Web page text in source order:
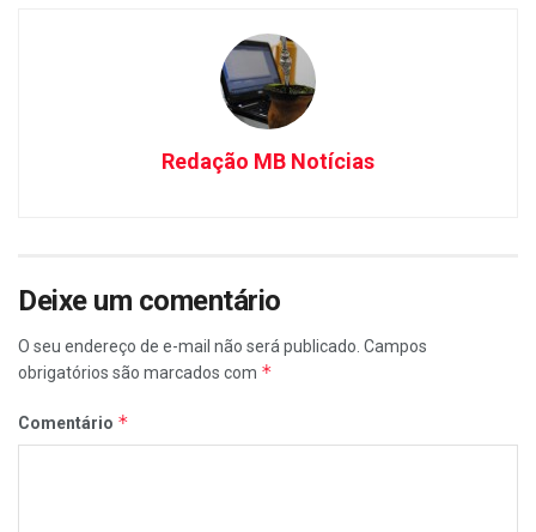
Redação MB Notícias
Deixe um comentário
O seu endereço de e-mail não será publicado. Campos
obrigatórios são marcados com *
Comentário *